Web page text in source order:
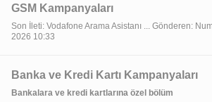
GSM Kampanyaları
Son İleti: Vodafone Arama Asistanı ... Gönderen:
2026 10:33
Banka ve Kredi Kartı Kampanyaları
Bankalara ve kredi kartlarına özel bölüm